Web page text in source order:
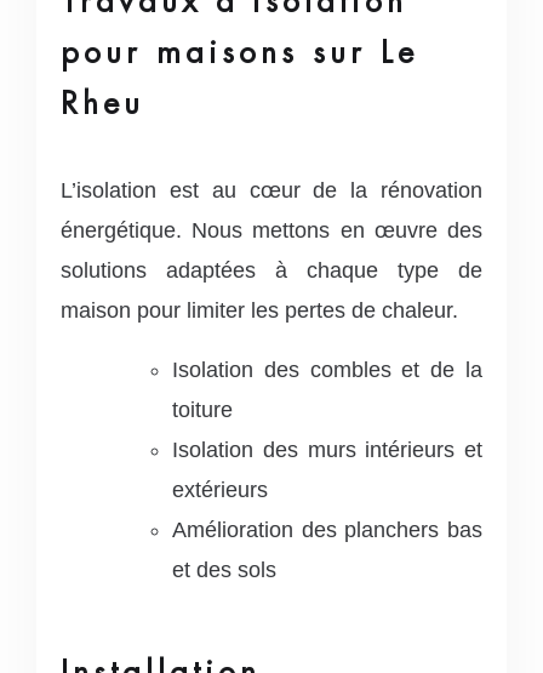
pour maisons sur Le
Rheu
L’isolation est au cœur de la rénovation
énergétique. Nous mettons en œuvre des
solutions adaptées à chaque type de
maison pour limiter les pertes de chaleur.
Isolation des combles et de la
toiture
Isolation des murs intérieurs et
extérieurs
Amélioration des planchers bas
et des sols